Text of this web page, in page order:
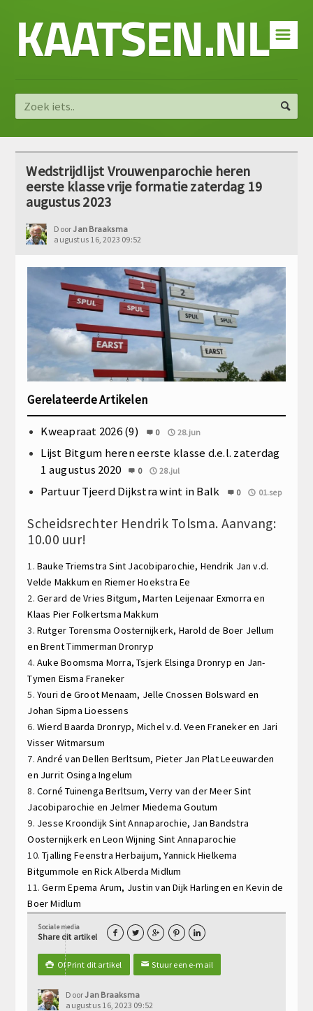
☰
KAATSEN.NL
Wedstrijdlijst Vrouwenparochie heren
eerste klasse vrije formatie zaterdag 19
augustus 2023
DoorJan Braaksma
augustus 16, 2023 09:52
Gerelateerde Artikelen
Kweapraat 2026 (9) 0 28.jun
Lijst Bitgum heren eerste klasse d.e.l. zaterdag
1 augustus 2020
0 28.jul
Partuur Tjeerd Dijkstra wint in Balk 0 01.sep
Scheidsrechter Hendrik Tolsma. Aanvang:
10.00 uur!
1.Bauke TriemstraSint Jacobiparochie, Hendrik Jan v.d.
Velde Makkum en Riemer HoekstraEe
2.Gerard de VriesBitgum,Marten Leijenaar Exmorra en
Klaas Pier FolkertsmaMakkum
3.Rutger TorensmaOosternijkerk, Harold de Boer Jellum
enBrent TimmermanDronryp
4.Auke Boomsma Morra,Tsjerk ElsingaDronryp en Jan-
Tymen Eisma Franeker
5.Youri de GrootMenaam, Jelle Cnossen Bolsward en
Johan Sipma Lioessens
6.Wierd Baarda Dronryp, Michel v.d. VeenFraneker en Jari
Visser Witmarsum
7.André van Dellen Berltsum, Pieter Jan PlatLeeuwarden
en Jurrit Osinga Ingelum
8.Corné TuinengaBerltsum,Verry van der MeerSint
Jacobiparochie en Jelmer MiedemaGoutum
9. Jesse KroondijkSint Annaparochie, Jan Bandstra
Oosternijkerk en Leon Wijning Sint Annaparochie
10.Tjalling FeenstraHerbaijum,Yannick Hielkema
Bitgummole enRick AlberdaMidlum
11.Germ Epema Arum, Justin van DijkHarlingen en Kevin de
BoerMidlum
Sociale media
Share dit artikel     
 Of Print dit artikel ✉Stuur een e-mail
DoorJan Braaksma
augustus 16, 2023 09:52